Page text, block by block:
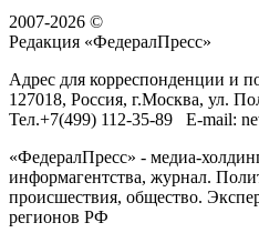
2007-2026 ©
Редакция «ФедералПресс»
Адрес для корреспонденции и
127018, Россия, г.Москва, ул.
Тел.+7(499) 112-35-89 E-mail:
«ФедералПресс» - медиа-
информагентства, журнал.
происшествия, общество.
регионов РФ